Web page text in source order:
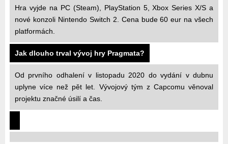
Hra vyjde na PC (Steam), PlayStation 5, Xbox Series X/S a
nové konzoli Nintendo Switch 2. Cena bude 60 eur na všech
platformách.
Jak dlouho trval vývoj hry Pragmata?
Od prvního odhalení v listopadu 2020 do vydání v dubnu
uplyne více než pět let. Vývojový tým z Capcomu věnoval
projektu značné úsilí a čas.